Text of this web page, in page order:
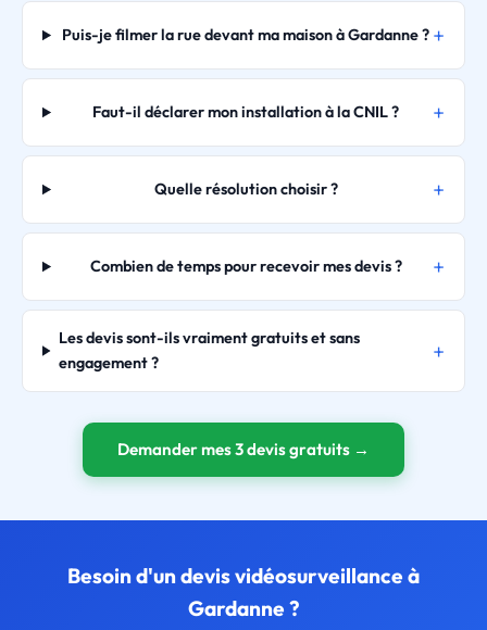
Puis-je filmer la rue devant ma maison à Gardanne ?
Faut-il déclarer mon installation à la CNIL ?
Quelle résolution choisir ?
Combien de temps pour recevoir mes devis ?
Les devis sont-ils vraiment gratuits et sans
engagement ?
Demander mes 3 devis gratuits →
Besoin d'un devis vidéosurveillance à
Gardanne ?